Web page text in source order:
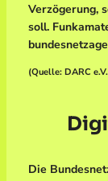
Verzögerung,
soll.
(Quelle: DARC
Die